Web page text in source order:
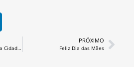
A Câmara de Comércio da Cidade do Rio Grande sediou nesta segunda-feira, 17, a reunião do Grande Pacto pela Inovação.
PRÓXIMO
Feliz Dia das Mães